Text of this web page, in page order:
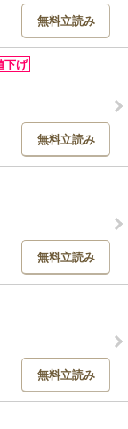
無料立読み
無料立読み
無料立読み
無料立読み